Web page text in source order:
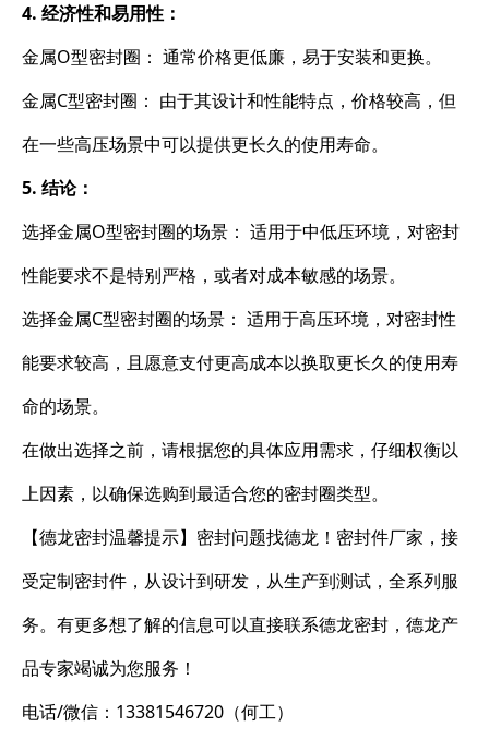
4. 经济性和易用性：
金属O型密封圈： 通常价格更低廉，易于安装和更换。
金属C型密封圈： 由于其设计和性能特点，价格较高，但
在一些高压场景中可以提供更长久的使用寿命。
5. 结论：
选择金属O型密封圈的场景： 适用于中低压环境，对密封
性能要求不是特别严格，或者对成本敏感的场景。
选择金属C型密封圈的场景： 适用于高压环境，对密封性
能要求较高，且愿意支付更高成本以换取更长久的使用寿
命的场景。
在做出选择之前，请根据您的具体应用需求，仔细权衡以
上因素，以确保选购到最适合您的密封圈类型。
【德龙密封温馨提示】密封问题找德龙！密封件厂家，接
受定制密封件，从设计到研发，从生产到测试，全系列服
务。有更多想了解的信息可以直接联系德龙密封，德龙产
品专家竭诚为您服务！
电话/微信：13381546720（何工）